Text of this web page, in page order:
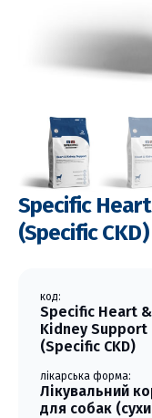
Specific
(Specific CKD)
код:
Specific Heart &
Kidney Support
(Specific CKD)
лікарська форма:
Лікувальний
для собак